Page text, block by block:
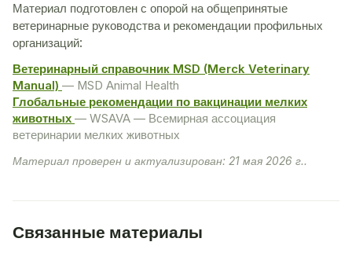
Материал подготовлен с опорой на общепринятые
ветеринарные руководства и рекомендации профильных
организаций:
Ветеринарный справочник MSD (Merck Veterinary
Manual) — MSD Animal Health
Глобальные рекомендации по вакцинации мелких
животных — WSAVA — Всемирная ассоциация
ветеринарии мелких животных
Материал проверен и актуализирован: 21 мая 2026 г..
Связанные материалы